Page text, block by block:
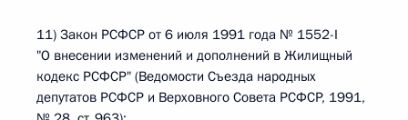
11) Закон РСФСР от 6 июля 1991 года № 1552-I
"О внесении изменений и дополнений в Жилищный
кодекс РСФСР" (Ведомости Съезда народных
депутатов РСФСР и Верховного Совета РСФСР, 1991,